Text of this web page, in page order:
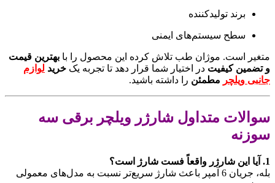
برند تولیدکننده
سطح سیستم‌های ایمنی
متغیر است. موژان طب تلاش کرده این محصول را با بهترین قیمت
و تضمین کیفیت در اختیار شما قرار دهد تا تجربه یک خرید لوازم
جانبی ویلچر مطمئن را داشته باشید.
سوالات متداول شارژر ویلچر برقی سه
سوزنه
1. آیا این شارژر واقعاً فست شارژ است؟
بله، جریان 6 آمپر باعث شارژ سریع‌تر نسبت به مدل‌های معمولی